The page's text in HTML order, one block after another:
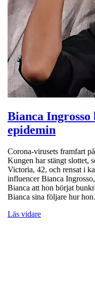
Bianca
epidemin
Corona-virusets framfart
Kungen har stängt slottet,
Victoria, 42, och rensat i
influencer Bianca
Bianca att hon börjat
Bianca sina följare hur
Läs vidare